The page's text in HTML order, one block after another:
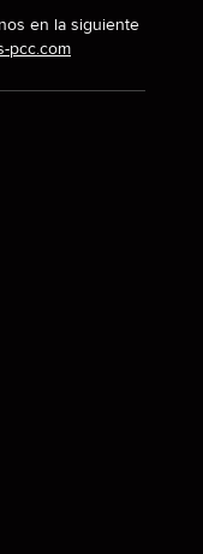
en la siguiente
pcc.com